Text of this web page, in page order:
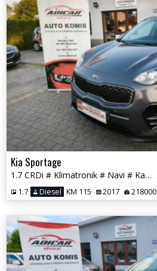
Kia Sportage
1.7 CRDi # Klimatronik # Navi # Kamera # Felga # Serwis # GWARANCJA !!
1.7 Diesel KM 115 2017 218000